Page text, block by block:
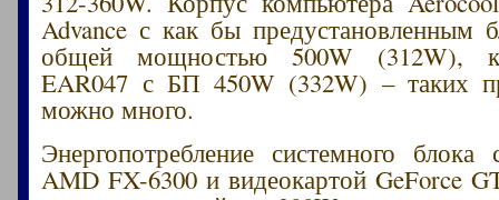
Advance с как бы предустановленным
общей мощностью 500W (312W),
EAR047 с БП 450W (332W) – таких
можно много.
Энергопотребление системного
AMD FX-6300 и видеокартой GeForce